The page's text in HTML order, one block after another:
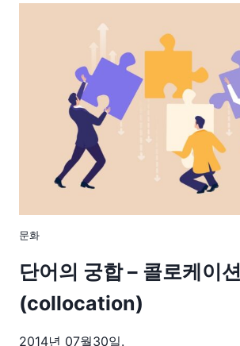
문화
단어의 궁합 – 콜로케이션
(collocation)
2014년 07월30일.